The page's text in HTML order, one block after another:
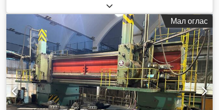
Мал оглас